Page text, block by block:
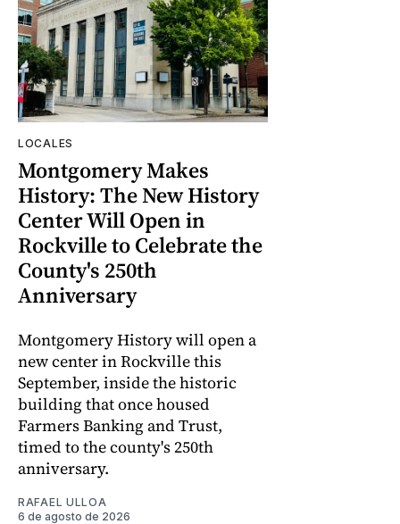
LOCALES
Montgomery Makes
History: The New History
Center Will Open in
Rockville to Celebrate the
County's 250th
Anniversary
Montgomery History will open a
new center in Rockville this
September, inside the historic
building that once housed
Farmers Banking and Trust,
timed to the county's 250th
anniversary.
RAFAEL ULLOA
6 de agosto de 2026